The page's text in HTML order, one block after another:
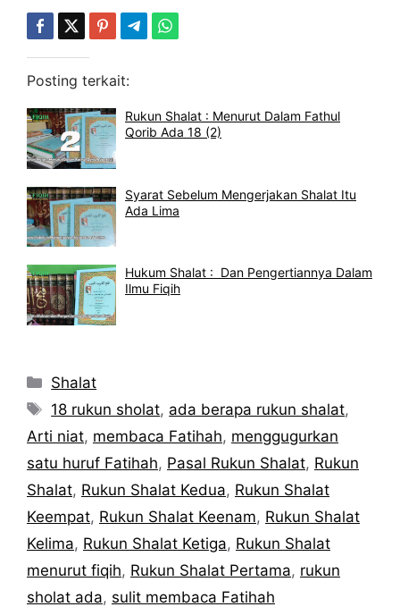
Posting terkait:
Rukun Shalat : Menurut Dalam Fathul
Qorib Ada 18 (2)
Syarat Sebelum Mengerjakan Shalat Itu
Ada Lima
Hukum Shalat : Dan Pengertiannya Dalam
Ilmu Fiqih
Kategori
Shalat
Tag
18 rukun sholat, ada berapa rukun shalat,
Arti niat, membaca Fatihah, menggugurkan
satu huruf Fatihah, Pasal Rukun Shalat, Rukun
Shalat, Rukun Shalat Kedua, Rukun Shalat
Keempat, Rukun Shalat Keenam, Rukun Shalat
Kelima, Rukun Shalat Ketiga, Rukun Shalat
menurut fiqih, Rukun Shalat Pertama, rukun
sholat ada, sulit membaca Fatihah